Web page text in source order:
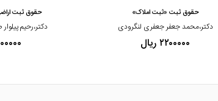
حقوق ثبت «ثبت املاک»
دکتر،محمد جعفر جعفری لنگرودی
۲۲۰۰۰۰۰ ریال
حقوق ثبت
دکتر،رحیم